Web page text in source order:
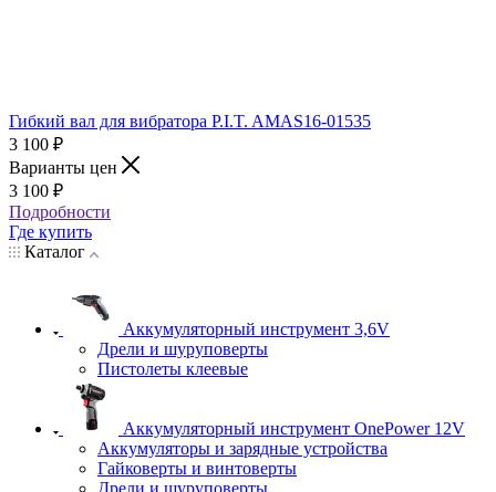
Гибкий вал для вибратора P.I.T. AMAS16-01535
3 100 ₽
Варианты цен
3 100 ₽
Подробности
Где купить
Каталог
Аккумуляторный инструмент 3,6V
Дрели и шуруповерты
Пистолеты клеевые
Аккумуляторный инструмент OnePower 12V
Аккумуляторы и зарядные устройства
Гайковерты и винтоверты
Дрели и шуруповерты